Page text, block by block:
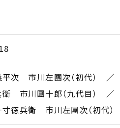
平次 市川左團次（初代）
衛 市川團十郎（九代目） ／
寸徳兵衛 市川左團次（初代）